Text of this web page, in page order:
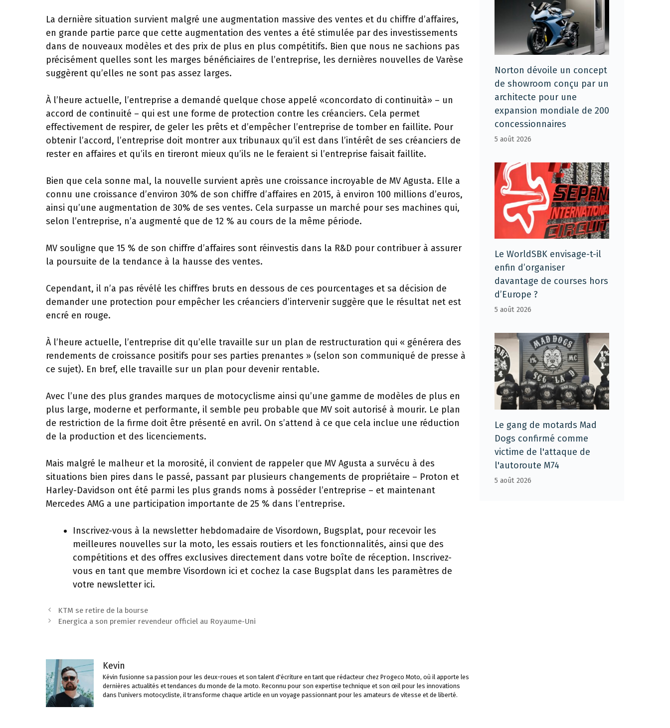
La dernière situation survient malgré une augmentation massive des ventes et du chiffre d’affaires,
en grande partie parce que cette augmentation des ventes a été stimulée par des investissements
dans de nouveaux modèles et des prix de plus en plus compétitifs. Bien que nous ne sachions pas
précisément quelles sont les marges bénéficiaires de l’entreprise, les dernières nouvelles de Varèse
suggèrent qu’elles ne sont pas assez larges.
À l’heure actuelle, l’entreprise a demandé quelque chose appelé «concordato di continuità» – un
accord de continuité – qui est une forme de protection contre les créanciers. Cela permet
effectivement de respirer, de geler les prêts et d’empêcher l’entreprise de tomber en faillite. Pour
obtenir l’accord, l’entreprise doit montrer aux tribunaux qu’il est dans l’intérêt de ses créanciers de
rester en affaires et qu’ils en tireront mieux qu’ils ne le feraient si l’entreprise faisait faillite.
Bien que cela sonne mal, la nouvelle survient après une croissance incroyable de MV Agusta. Elle a
connu une croissance d’environ 30% de son chiffre d’affaires en 2015, à environ 100 millions d’euros,
ainsi qu’une augmentation de 30% de ses ventes. Cela surpasse un marché pour ses machines qui,
selon l’entreprise, n’a augmenté que de 12 % au cours de la même période.
MV souligne que 15 % de son chiffre d’affaires sont réinvestis dans la R&D pour contribuer à assurer
la poursuite de la tendance à la hausse des ventes.
Cependant, il n’a pas révélé les chiffres bruts en dessous de ces pourcentages et sa décision de
demander une protection pour empêcher les créanciers d’intervenir suggère que le résultat net est
encré en rouge.
À l’heure actuelle, l’entreprise dit qu’elle travaille sur un plan de restructuration qui « générera des
rendements de croissance positifs pour ses parties prenantes » (selon son communiqué de presse à
ce sujet). En bref, elle travaille sur un plan pour devenir rentable.
Avec l’une des plus grandes marques de motocyclisme ainsi qu’une gamme de modèles de plus en
plus large, moderne et performante, il semble peu probable que MV soit autorisé à mourir. Le plan
de restriction de la firme doit être présenté en avril. On s’attend à ce que cela inclue une réduction
de la production et des licenciements.
Mais malgré le malheur et la morosité, il convient de rappeler que MV Agusta a survécu à des
situations bien pires dans le passé, passant par plusieurs changements de propriétaire – Proton et
Harley-Davidson ont été parmi les plus grands noms à posséder l’entreprise – et maintenant
Mercedes AMG a une participation importante de 25 % dans l’entreprise.
Inscrivez-vous à la newsletter hebdomadaire de Visordown, Bugsplat, pour recevoir les
meilleures nouvelles sur la moto, les essais routiers et les fonctionnalités, ainsi que des
compétitions et des offres exclusives directement dans votre boîte de réception. Inscrivez-
vous en tant que membre Visordown ici et cochez la case Bugsplat dans les paramètres de
votre newsletter ici.
Navigation
des
KTM se retire de la bourse
Energica a son premier revendeur officiel au Royaume-Uni
Kevin
Kévin fusionne sa passion pour les deux-roues et son talent d'écriture en tant que rédacteur chez Progeco Moto, où il apporte les
dernières actualités et tendances du monde de la moto. Reconnu pour son expertise technique et son œil pour les innovations
dans l'univers motocycliste, il transforme chaque article en un voyage passionnant pour les amateurs de vitesse et de liberté.
Norton dévoile un concept
de showroom conçu par un
architecte pour une
expansion mondiale de 200
concessionnaires
5 août 2026
Le WorldSBK envisage-t-il
enfin d’organiser
davantage de courses hors
d’Europe ?
5 août 2026
Le gang de motards Mad
Dogs confirmé comme
victime de l'attaque de
l'autoroute M74
5 août 2026